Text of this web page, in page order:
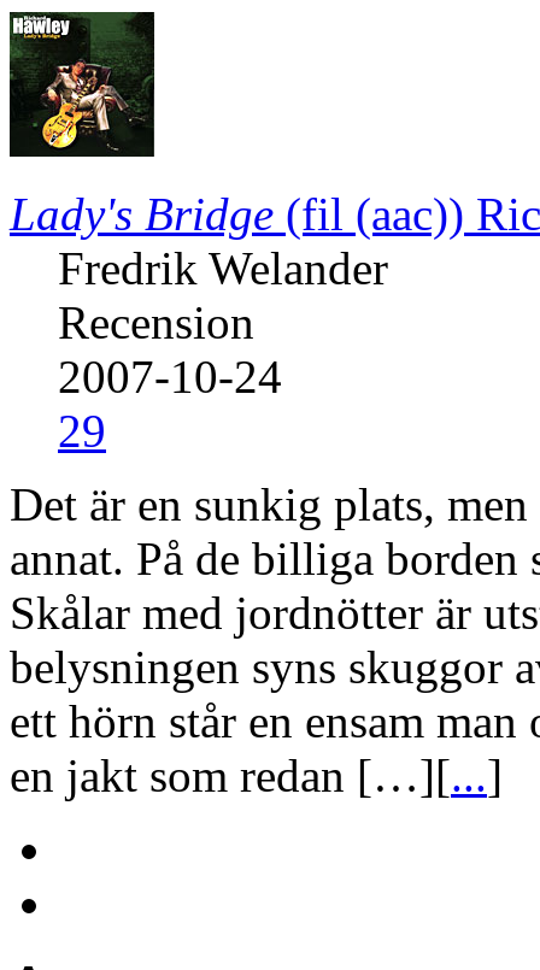
Lady's Bridge (fil (aac))
Fredrik Welander
Recension
2007-10-24
29
Det är en sunkig plats,
annat. På de billiga borden
Skålar med jordnötter är
belysningen syns skuggor
ett hörn står en ensam
en jakt som redan […][...]